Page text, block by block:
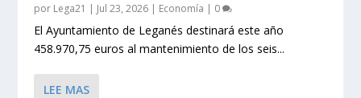
por Lega21 | Jul 23, 2026 | Economía | 0
El Ayuntamiento de Leganés destinará este año
458.970,75 euros al mantenimiento de los seis...
LEE MAS